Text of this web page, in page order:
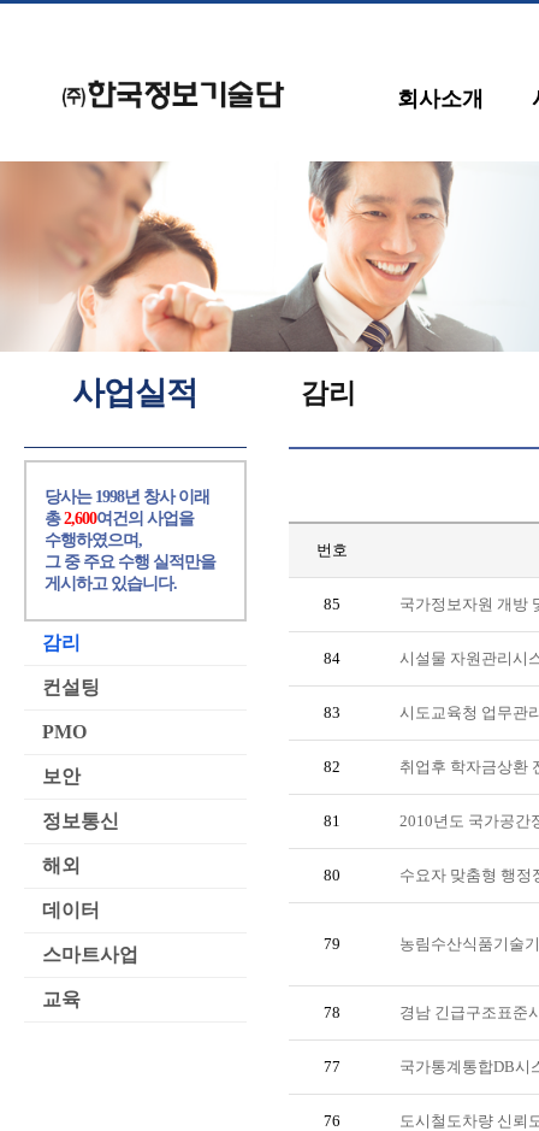
회사소개
감리
번호
85 국가정보자원 개방
84 시설물 자원관리시
83 시도교육청 업무관
82 취업후 학자금상환
81 2010년도 국가공간
80 수요자 맞춤형 행정
79 농림수산식품기술
78 경남 긴급구조표준
77 국가통계통합DB시
76 도시철도차량 신뢰
사업실적
당사는 1998년 창사 이래
총2,600여건의 사업을
수행하였으며,
그 중 주요 수행 실적만을
게시하고 있습니다.
감리
컨설팅
PMO
보안
정보통신
해외
데이터
스마트사업
교육